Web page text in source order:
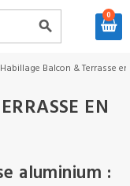
search
0
Habillage Balcon & Terrasse
EN
aluminium :